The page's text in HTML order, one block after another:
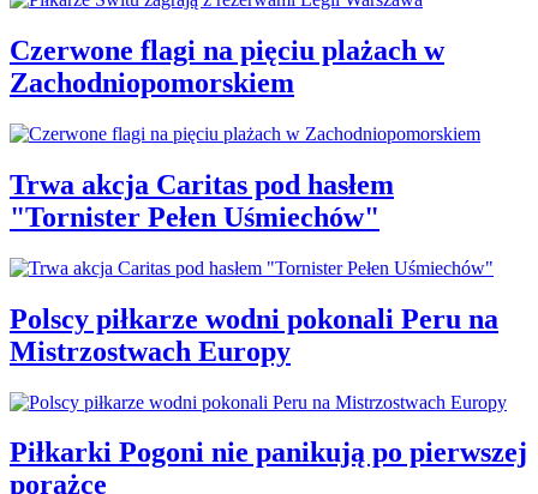
Czerwone flagi na pięciu plażach w
Zachodniopomorskiem
Trwa akcja Caritas pod hasłem
"Tornister Pełen Uśmiechów"
Polscy piłkarze wodni pokonali Peru na
Mistrzostwach Europy
Piłkarki Pogoni nie panikują po pierwszej
porażce